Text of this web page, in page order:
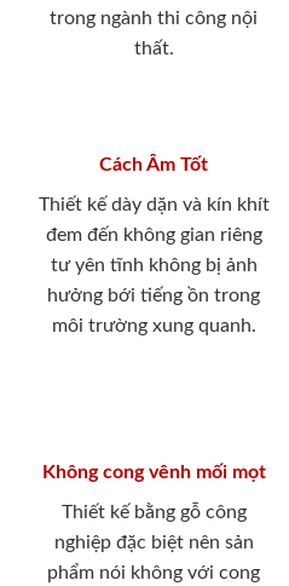
trong ngành thi công nội
thất.
Cách Âm Tốt
Thiết kế dày dặn và kín khít
đem đến không gian riêng
tư yên tĩnh không bị ảnh
hưởng bới tiếng ồn trong
môi trường xung quanh.
Không cong vênh mối mọt
Thiết kế bằng gỗ công
nghiệp đặc biệt nên sản
phẩm nói không với cong